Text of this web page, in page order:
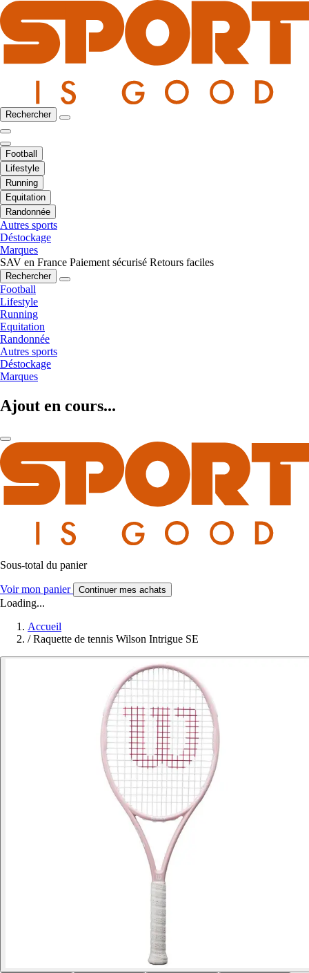
Rechercher
Football
Lifestyle
Running
Equitation
Randonnée
Autres sports
Déstockage
Marques
SAV en France Paiement sécurisé Retours faciles
Rechercher
Football
Lifestyle
Running
Equitation
Randonnée
Autres sports
Déstockage
Marques
Ajout en cours...
Sous-total du panier
Voir mon panier Continuer mes achats
Loading...
Accueil
/ Raquette de tennis Wilson Intrigue SE